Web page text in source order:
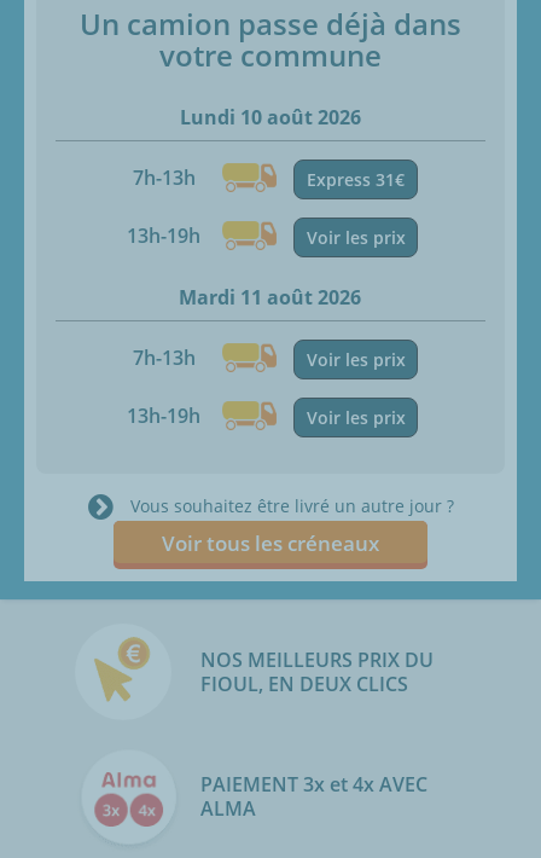
Un camion passe déjà dans
votre commune
Lundi 10 août 2026
7h-13h Express 31€
13h-19h Voir les prix
Mardi 11 août 2026
7h-13h Voir les prix
13h-19h Voir les prix
Vous souhaitez être livré un autre jour ?
Voir tous les créneaux
NOS MEILLEURS PRIX DU
FIOUL, EN DEUX CLICS
PAIEMENT 3x et 4x AVEC
ALMA